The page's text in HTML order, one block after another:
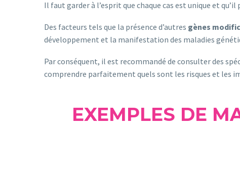
Il faut garder à l’esprit que chaque cas est unique et
Des facteurs tels que la présence d’autres gènes
développement et la manifestation des maladies
Par conséquent, il est recommandé de consulter des
comprendre parfaitement quels sont les risques et les
EXEMPLES DE